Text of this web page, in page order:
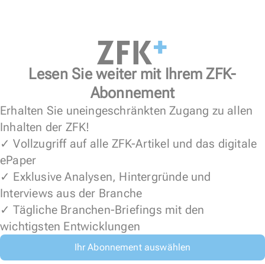
Lesen Sie weiter mit Ihrem ZFK-
Abonnement
Erhalten Sie uneingeschränkten Zugang zu allen
Inhalten der ZFK!
✓ Vollzugriff auf alle ZFK-Artikel und das digitale
ePaper
✓ Exklusive Analysen, Hintergründe und
Interviews aus der Branche
✓ Tägliche Branchen-Briefings mit den
wichtigsten Entwicklungen
Ihr Abonnement auswählen